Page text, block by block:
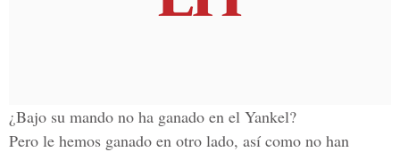
¿Bajo su mando no ha ganado en el Yankel?
Pero le hemos ganado en otro lado, así como no han